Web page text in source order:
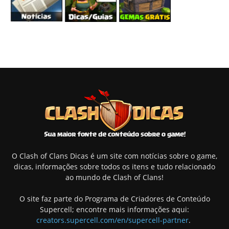
O Clash of Clans Dicas é um site com notícias sobre o game,
dicas, informações sobre todos os itens e tudo relacionado
ao mundo de Clash of Clans!
O site faz parte do Programa de Criadores de Conteúdo
Supercell; encontre mais informações aqui:
creators.supercell.com/en/supercell-partner.